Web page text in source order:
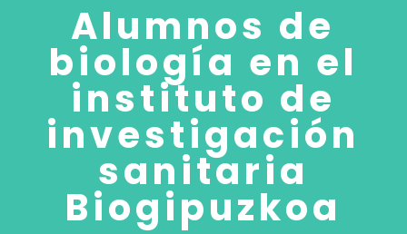
Alumnos de
biología en el
instituto de
investigación
sanitaria
Biogipuzkoa